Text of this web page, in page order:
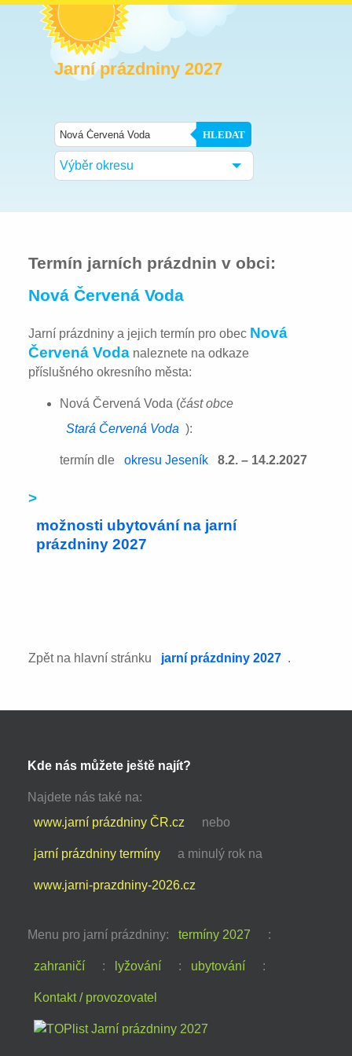
Jarní prázdniny 2027
HLEDAT
Výběr okresu
Termín jarních prázdnin v obci:
Nová Červená Voda
Jarní prázdniny a jejich termín pro obec Nová
Červená Voda naleznete na odkaze
příslušného okresního města:
Nová Červená Voda (část obce
Stará Červená Voda ):
termín dle okresu Jeseník 8.2. – 14.2.2027
>
možnosti ubytování na jarní
prázdniny 2027
Zpět na hlavní stránku jarní prázdniny 2027 .
Kde nás můžete ještě najít?
Najdete nás také na:
www.jarní prázdniny ČR.cz
nebo
jarní prázdniny termíny a minulý rok na
www.jarni-prazdniny-2026.cz
Menu pro jarní prázdniny: termíny 2027 :
zahraničí : lyžování : ubytování :
Kontakt / provozovatel